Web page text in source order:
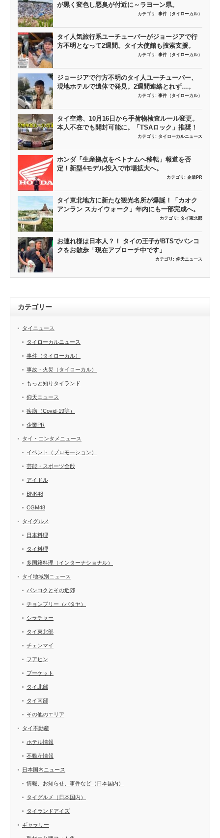
が黒く変色し悪臭が付近に～ラヨーン県。
カテゴリ: 事件（タイローカル）
タイ人気旅行系ユーチューバーがジョージアで行
方不明となって2週間。タイ大使館も捜索支援。
カテゴリ: 事件（タイローカル）
ジョージアで行方不明のタイ人ユーチューバー、
現地ホテルで遺体で発見。2週間連絡とれず…。
カテゴリ: 事件（タイローカル）
タイ空港、10月16日から手荷物検査ルール変更。
本人不在でも開封可能に。「TSAロック」推奨！
カテゴリ: タイローカルニュース
ホンダ「生産拠点をベトナムへ移転」報道を否
定！新型4モデル投入で市場拡大へ。
カテゴリ: 企業PR
タイ東北地方に新たな観光名所が爆誕！「カオク
アンラン スカイウォーク」年内にも一部完成へ。
カテゴリ: タイ東北部
お連れ様は日本人？！ タイの王子がBTSでバンコ
クをお散歩「現在アプローチ中です」
カテゴリ: 仰天ニュース
カテゴリー
タイニュース
タイローカルニュース
事件（タイローカル）
事故・火災（タイローカル）
もっと知りタイランド
仰天ニュース
疾病（Covid-19等）
企業PR
タイ・エンタメニュース
イベント（プロモーション）
芸能・スポーツ全般
アイドル
BNK48
CGM48
タイグルメ
日本料理
タイ料理
多国籍料理（インターナショナル）
タイ地域別ニュース
バンコクとその近郊
チョンブリー（パタヤ）
シラチャー
タイ東北部
チェンマイ
フアヒン
プーケット
タイ北部
タイ南部
その他のエリア
タイ不動産
ホテル情報
不動産情報
日本国内ニュース
情報、お知らせ、事件など（日本国内）
タイグルメ（日本国内）
タイランドアイズ
ギャラリー